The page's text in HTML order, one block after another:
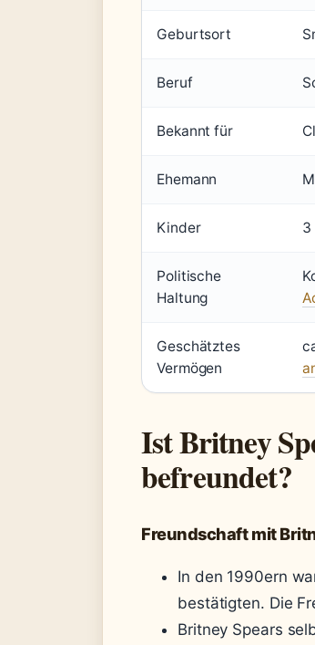
Geburtsort
Beruf
Bekannt für
Ehemann
Kinder 3
Politische
Haltung
Geschätztes
Vermögen
Ist Britney
befreundet?
Freundschaft mit
In den 1990ern
bestätigten. Die
Britney Spears